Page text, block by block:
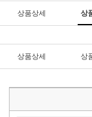
상품상세 상
상품상세 상